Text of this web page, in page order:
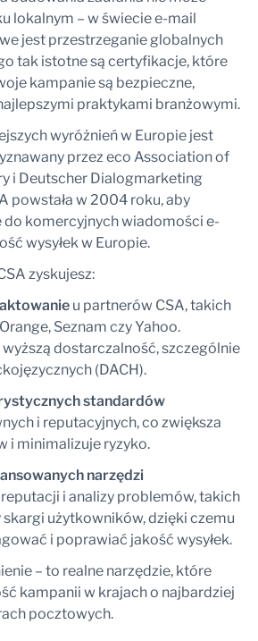
lokalnym – w świecie e-mail
jest przestrzeganie globalnych
tak istotne są certyfikacje, które
kampanie są bezpieczne,
praktykami branżowymi.
wyróżnień w Europie jest
przez eco Association of
i Deutscher Dialogmarketing
powstała w 2004 roku, aby
do komercyjnych wiadomości e-
wysyłek w Europie.
zyskujesz:
u partnerów CSA, takich
Seznam czy Yahoo.
wyższą dostarczalność, szczególnie
(DACH).
standardów
i reputacyjnych, co zwiększa
i minimalizuje ryzyko.
narzędzi
i analizy problemów, takich
skargi użytkowników, dzięki czemu
i poprawiać jakość wysyłek.
– to realne narzędzie, które
kampanii w krajach o najbardziej
pocztowych.